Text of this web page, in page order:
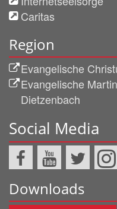
Caritas
Region
Evangelische
Evangelische
Dietzenbach
Social Media
Downloads